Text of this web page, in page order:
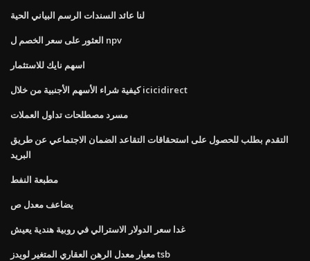
لنا عائد السندات الرسم البياني الحية
العثور على سعر الخصم ل npv
اسهم نايك للاستثمار
كيفية شراء الأسهم الأجنبية من خلال icicidirect
مسرد مصطلحات تداول العملات
التقدم بطلب للحصول على استحقاقات التقاعد الضمان الاجتماعي عن طريق
البريد
مطبعة النفط
يضاعف معدل ص
غدا سعر الدولار الاسترالي في روبية هندية يعيش
معيار معدل الرهن العقاري المتغير لويدز tsb